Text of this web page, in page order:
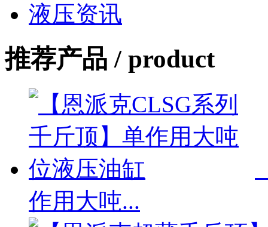
液压资讯
推荐产品 / product
作用大吨...